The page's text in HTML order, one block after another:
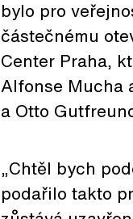
bylo pro
částečnému
Center Praha,
Alfonse Mucha
a Otto
„Chtěl bych
podařilo takto